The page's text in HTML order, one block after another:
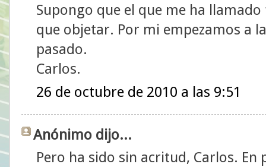
Supongo que el que me ha
que objetar. Por mi empezamos a
pasado.
Carlos.
26 de octubre de 2010 a las 9:51
Anónimo dijo...
Pero ha sido sin acritud, Carlos. En